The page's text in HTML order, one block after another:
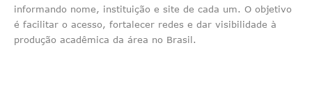
informando nome, instituição e site de cada um. O objetivo
é facilitar o acesso, fortalecer redes e dar visibilidade à
produção acadêmica da área no Brasil.